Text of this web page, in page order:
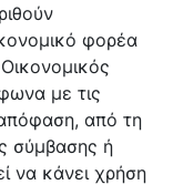
φορέα
με τις
απόφαση, από τη
σύμβασης ή
να κάνει χρήση